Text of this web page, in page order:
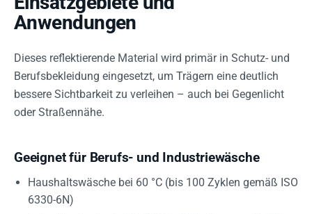
Anwendungen
Dieses reflektierende Material wird primär in Schutz- und
Berufsbekleidung eingesetzt, um Trägern eine deutlich
bessere Sichtbarkeit zu verleihen – auch bei Gegenlicht
oder Straßennähe.
Geeignet für Berufs- und Industriewäsche
Haushaltswäsche bei 60 °C (bis 100 Zyklen gemäß ISO
6330-6N)